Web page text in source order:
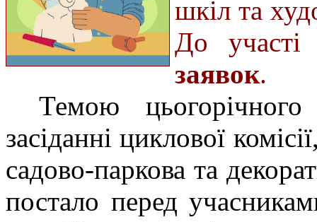
шкіл та
До
заявок.
Темою
засіданні циклової
садово-паркова та
постало перед